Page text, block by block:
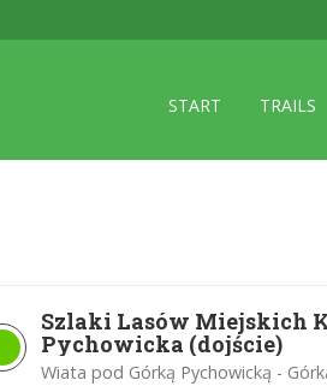
START TRAILS
Szlaki Lasów Miejskich
Pychowicka (dojście)
Wiata pod Górką Pychowicką -